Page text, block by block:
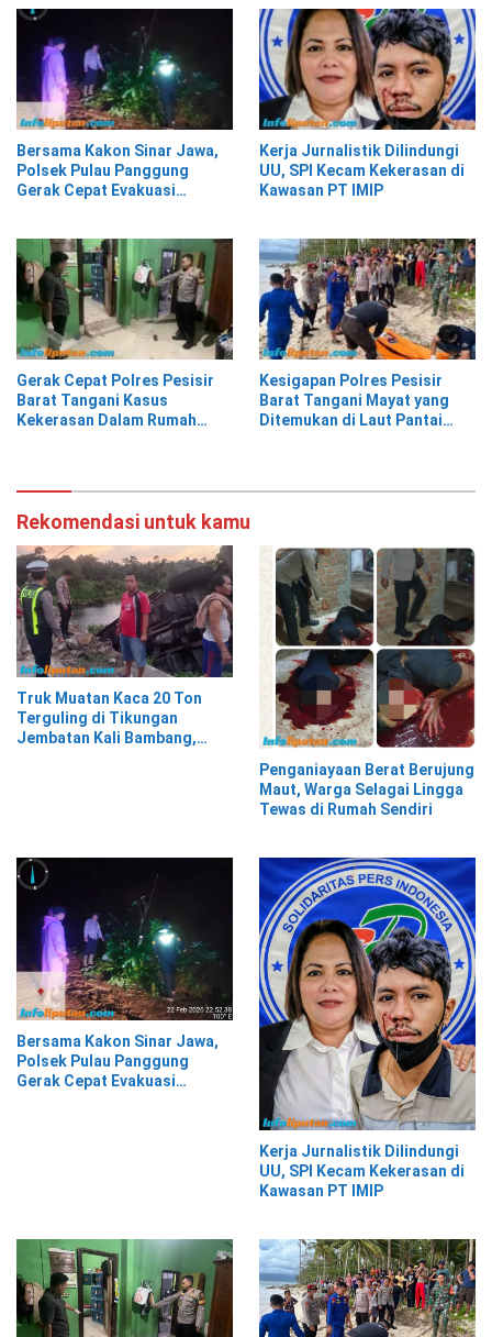
Bersama Kakon Sinar Jawa,
Polsek Pulau Panggung
Gerak Cepat Evakuasi
Kerja Jurnalistik Dilindungi
UU, SPI Kecam Kekerasan di
Kawasan PT IMIP
Gerak Cepat Polres Pesisir
Barat Tangani Kasus
Kekerasan Dalam Rumah
Kesigapan Polres Pesisir
Barat Tangani Mayat yang
Ditemukan di Laut Pantai
Rekomendasi untuk kamu
Truk Muatan Kaca 20 Ton
Terguling di Tikungan
Jembatan Kali Bambang,
Penganiayaan Berat Berujung
Maut, Warga Selagai Lingga
Tewas di Rumah Sendiri
Bersama Kakon Sinar Jawa,
Polsek Pulau Panggung
Gerak Cepat Evakuasi
Kerja Jurnalistik Dilindungi
UU, SPI Kecam Kekerasan di
Kawasan PT IMIP